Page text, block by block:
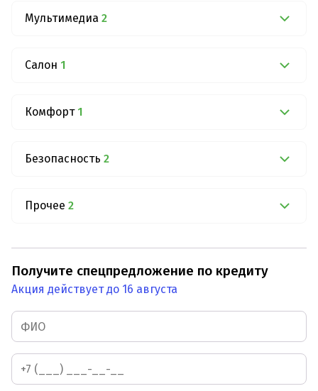
Мультимедиа 2
Салон 1
Комфорт 1
Безопасность 2
Прочее 2
Получите спецпредложение по кредиту
Акция действует до 16 августа